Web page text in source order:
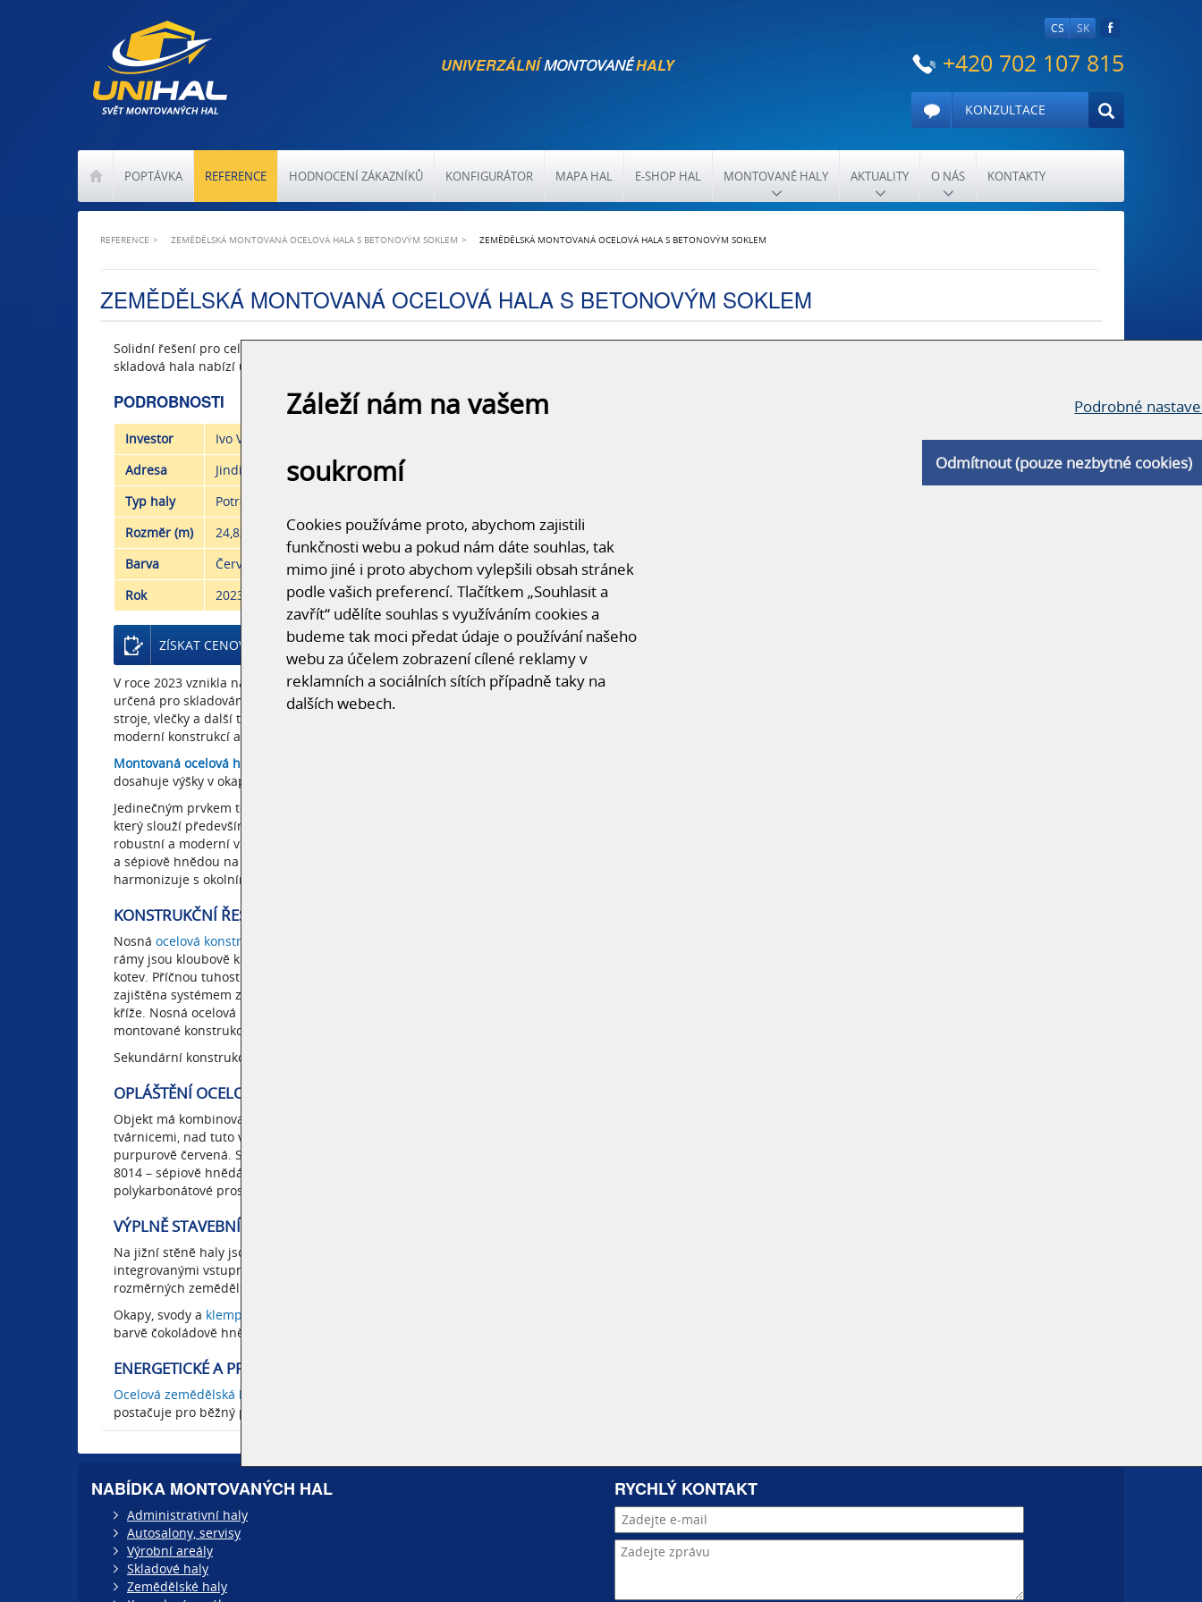
UNIVERZÁLNÍMONTOVANÉHALY
CS SK
+420 702 107 815
KONZULTACE
POPTÁVKA REFERENCE HODNOCENÍ ZÁKAZNÍKŮ KONFIGURÁTOR MAPA HAL E-SHOP HAL MONTOVANÉ HALY AKTUALITY O NÁS KONTAKTY
REFERENCE ZEMĚDĚLSKÁ MONTOVANÁ OCELOVÁ HALA S BETONOVÝM SOKLEM ZEMĚDĚLSKÁ MONTOVANÁ OCELOVÁ HALA S BETONOVÝM SOKLEM
ZEMĚDĚLSKÁ MONTOVANÁ OCELOVÁ HALA S BETONOVÝM SOKLEM
Solidní řešení pro celoroční skladování zemědělských produktů a techniky. Tato montovaná
skladová hala nabízí účelové a zároveň esteticky zajímavé řešení pro zemědělské využití.
PODROBNOSTI
Investor
Ivo VOLKMER
Adresa
Jindřichov
Typ haly
Potravinářské, zemědělské
Rozměr (m)
24,8x39,6x5,26
Barva
Červená, Hnědá
Rok
2023
ZÍSKAT CENOVOU NABÍDKU CHCI SE ZEPTAT
V roce 2023 vznikla na pozemku soukromého investora novámontovaná zemědělská hala
určená pro skladování obilí, semen a úsušků. Hala zároveň slouží jako sklad pro zemědělské
stroje, vlečky a další techniku. Funkční i vizuálně výrazné řešení spojuje tradiční materiály s
moderní konstrukcí a odolností.
Montovaná ocelová hala
dosahuje výšky v okapu 5,26 m a výška v nejvyšším bodě haly (v hřebeni) je 6,8 m.
Jedinečným prvkem této montované haly je vysoký sokl z betonových tvárnic o výšce 2,9 m,
který slouží především k zajištění stability skladovaných komodit, ale zároveň dodává hale
robustní a moderní vzhled. Kombinace barev v opláštění, s purpurově červenou na stěnách
a sépiově hnědou na střeše, navíc vytváří estetický dojem moderní zemědělské farmy, která
harmonizuje s okolním prostředím.
KONSTRUKČNÍ ŘEŠENÍ MONTOVANÉ OCELOVÉ HALY
Nosná ocelová konstrukce haly
rámy jsou kloubově kotveny na základovou konstrukci pomocí patních plechů a chemických
kotev. Příčnou tuhost zajišťují příčné rámové vazby, zatímco v podélném směru je stabilita
zajištěna systémem ztužení – střešní i stěnové ztužení je realizováno z trubek a kulatin do
kříže. Nosná ocelová konstrukce splňuje požární odolnost 15 minut, Všechny prvky
montované konstrukce jsou ošetřeny základním a svrchním nátěrem v barvě RAL 9002.
Sekundární konstrukce pro uchycení opláštění je z tenkostěnných Z a C profilů.
OPLÁŠTĚNÍ OCELOVÉ HALY
Objekt má kombinovaný stěnový plášť. Do výšky 3 metrů jsou stěny tvořeny betonovými
tvárnicemi, nad tuto výšku je
purpurově červená. Střešní krytina je tvořena trapézovým plechem TR 45/333 v odstínu RAL
8014 – sépiově hnědá. Pro přístup denního světla byly do opláštění zakomponovány
polykarbonátové prosvětlovací výplně.
VÝPLNĚ STAVEBNÍCH OTVORŮ V HALE
Na jižní stěně haly jsou umístěna sekční průmyslová vrata o rozměru 4,7 × 4,5 m s
integrovanými vstupními dveřmi. Vrata umožňují pohodlný vjezd techniky včetně
rozměrných zemědělských zařízení.
Okapy, svody a klempířské prvky
barvě čokoládově hnědé (RAL 8017).
ENERGETICKÉ A PROVOZNÍ INFORMACE
Ocelová zemědělská hala
postačuje pro běžný provoz skladu a obslužných zařízení.
NABÍDKA MONTOVANÝCH HAL
Administrativní haly
Autosalony, servisy
Výrobní areály
Skladové haly
Zemědělské haly
RYCHLÝ KONTAKT
Záleží nám na vašem
soukromí
Cookies používáme proto, abychom zajistili
funkčnosti webu a pokud nám dáte souhlas, tak
mimo jiné i proto abychom vylepšili obsah stránek
podle vašich preferencí. Tlačítkem „Souhlasit a
zavřít“ udělíte souhlas s využíváním cookies a
budeme tak moci předat údaje o používání našeho
webu za účelem zobrazení cílené reklamy v
reklamních a sociálních sítích případně taky na
dalších webech.
Podrobné
Odmítnout (pouze nezbytné cookies)